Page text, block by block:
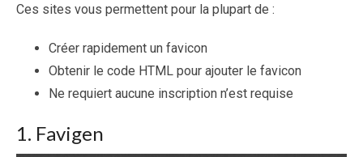
Ces sites vous permettent pour la plupart de :
Créer rapidement un favicon
Obtenir le code HTML pour ajouter le favicon
Ne requiert aucune inscription n’est requise
1. Favigen